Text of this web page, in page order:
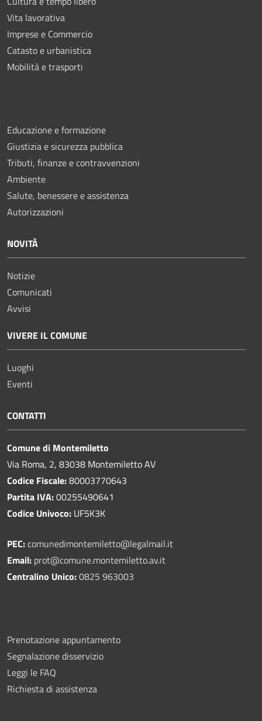
Vita lavorativa
Imprese e Commercio
Catasto e urbanistica
Mobilità e trasporti
Educazione e formazione
Giustizia e sicurezza pubblica
Tributi, finanze e contravvenzioni
Ambiente
Salute, benessere e assistenza
Autorizzazioni
NOVITÀ
Notizie
Comunicati
Avvisi
VIVERE IL COMUNE
Luoghi
Eventi
CONTATTI
Comune di Montemiletto
Via Roma, 2, 83038 Montemiletto AV
Codice Fiscale:80003770643
Partita IVA:00255490641
Codice Univoco: UF5K3K
PEC:comunedimontemiletto@legalmail.it
Email: prot@comune.montemiletto.av.it
Centralino Unico:0825 963003
Prenotazione appuntamento
Segnalazione disservizio
Leggi le FAQ
Richiesta di assistenza